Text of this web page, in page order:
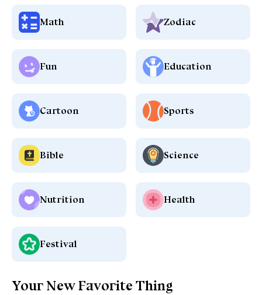
Math Zodiac
Fun Education
Cartoon Sports
Bible Science
Nutrition Health
Festival
Your New Favorite Thing